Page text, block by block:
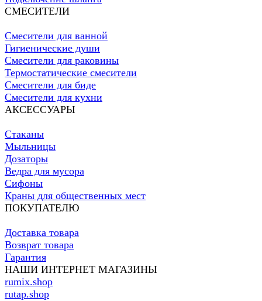
СМЕСИТЕЛИ
Смесители для ванной
Гигиенические души
Смесители для раковины
Термостатические смесители
Смесители для биде
Смесители для кухни
АКСЕССУАРЫ
Стаканы
Мыльницы
Дозаторы
Ведра для мусора
Сифоны
Краны для общественных мест
ПОКУПАТЕЛЮ
Доставка товара
Возврат товара
Гарантия
НАШИ ИНТЕРНЕТ МАГАЗИНЫ
rumix.shop
rutap.shop